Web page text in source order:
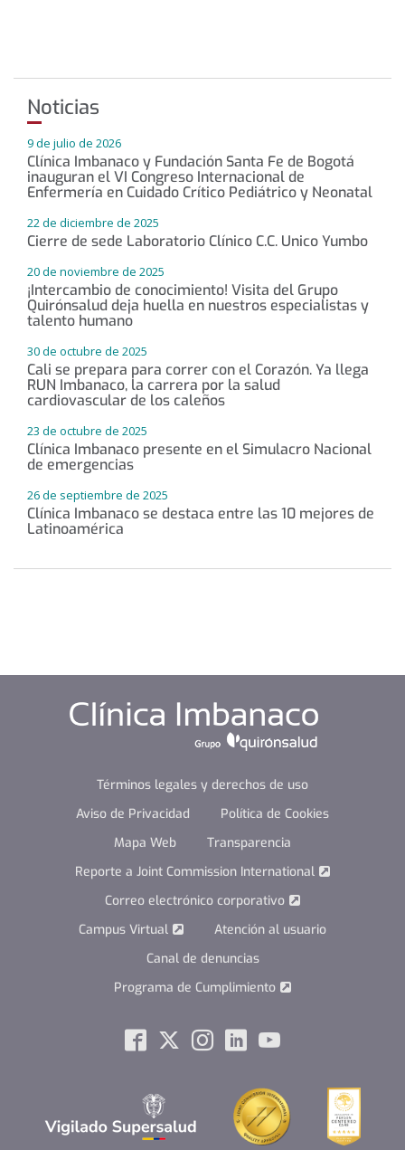
Noticias
9 de julio de 2026
Clínica Imbanaco y Fundación Santa Fe de Bogotá
inauguran el VI Congreso Internacional de
Enfermería en Cuidado Crítico Pediátrico y Neonatal
22 de diciembre de 2025
Cierre de sede Laboratorio Clínico C.C. Unico Yumbo
20 de noviembre de 2025
¡Intercambio de conocimiento! Visita del Grupo
Quirónsalud deja huella en nuestros especialistas y
talento humano
30 de octubre de 2025
Cali se prepara para correr con el Corazón. Ya llega
RUN Imbanaco, la carrera por la salud
cardiovascular de los caleños
23 de octubre de 2025
Clínica Imbanaco presente en el Simulacro Nacional
de emergencias
26 de septiembre de 2025
Clínica Imbanaco se destaca entre las 10 mejores de
Latinoamérica
Términos legales y derechos de uso
Aviso de Privacidad
Política de Cookies
Mapa Web
Transparencia
Reporte a Joint Commission International
Correo electrónico corporativo
Campus Virtual
Atención al usuario
Canal de denuncias
Programa de Cumplimiento